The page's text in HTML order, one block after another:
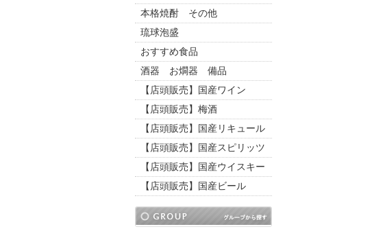
本格焼酎 その他
琉球泡盛
おすすめ食品
酒器 お燗器 備品
【店頭販売】国産ワイン
【店頭販売】梅酒
【店頭販売】国産リキュール
【店頭販売】国産スピリッツ
【店頭販売】国産ウイスキー
【店頭販売】国産ビール